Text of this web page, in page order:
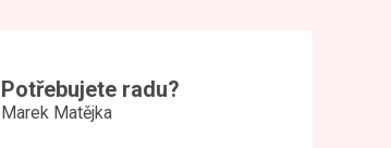
Potřebujete radu?
Marek Matějka